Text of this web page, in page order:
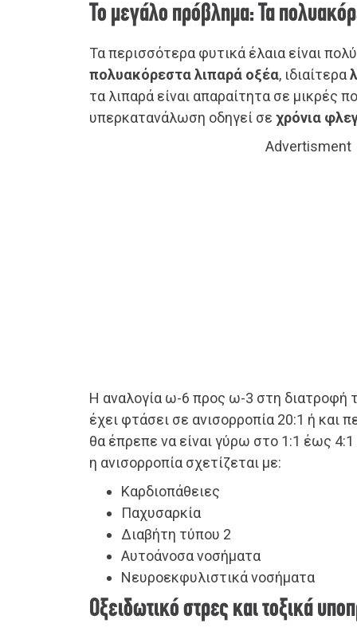
Το μεγάλο πρόβλημα: Τα
Τα περισσότερα φυτικά έλαια είναι
πολυακόρεστα λιπαρά οξέα, ιδιαίτερα
τα λιπαρά είναι απαραίτητα σε μικρές
υπερκατανάλωση οδηγεί σε χρόνια
Advertisment
Η αναλογία ω-6 προς ω-3 στη διατροφή
έχει φτάσει σε ανισορροπία 20:1 ή και
θα έπρεπε να είναι γύρω στο 1:1 έως
η ανισορροπία σχετίζεται με:
Καρδιοπάθειες
Παχυσαρκία
Διαβήτη τύπου 2
Αυτοάνοσα νοσήματα
Νευροεκφυλιστικά νοσήματα
Οξειδωτικό στρες και τοξικά